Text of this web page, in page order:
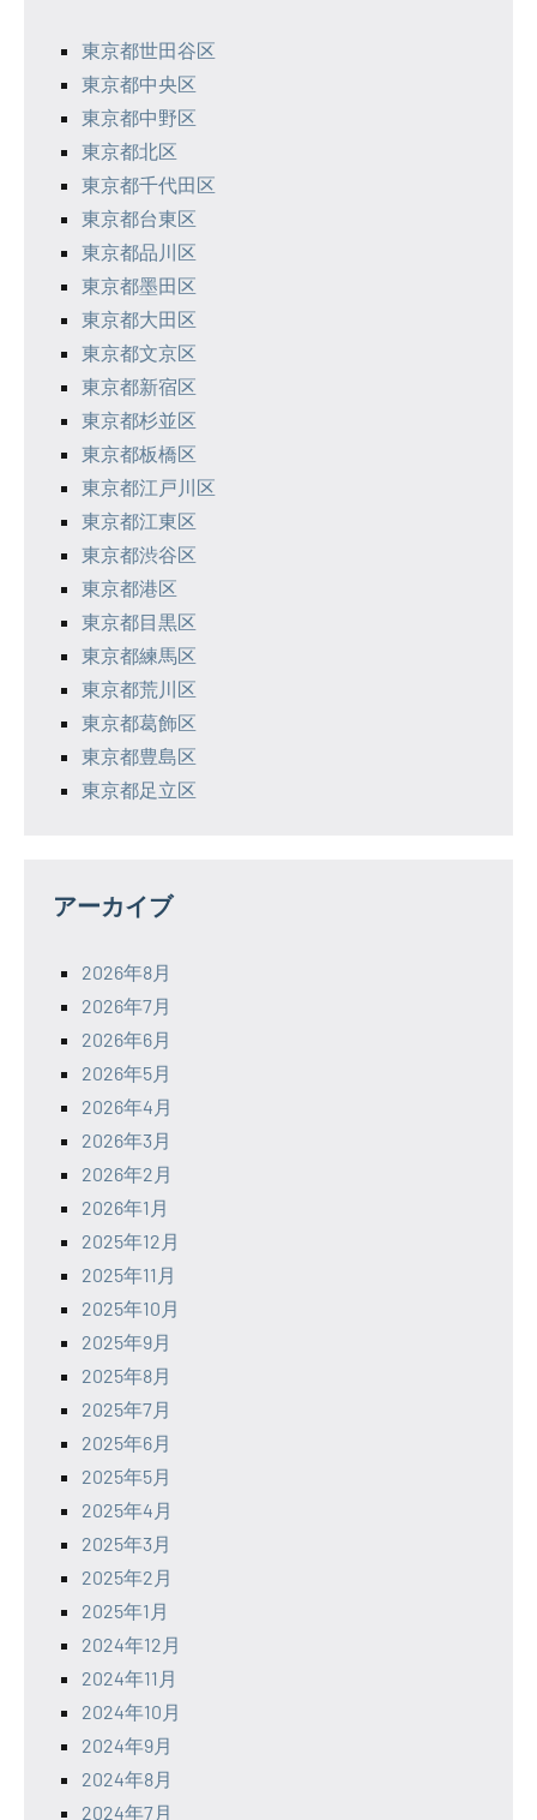
東京都世田谷区
東京都中央区
東京都中野区
東京都北区
東京都千代田区
東京都台東区
東京都品川区
東京都墨田区
東京都大田区
東京都文京区
東京都新宿区
東京都杉並区
東京都板橋区
東京都江戸川区
東京都江東区
東京都渋谷区
東京都港区
東京都目黒区
東京都練馬区
東京都荒川区
東京都葛飾区
東京都豊島区
東京都足立区
アーカイブ
2026年8月
2026年7月
2026年6月
2026年5月
2026年4月
2026年3月
2026年2月
2026年1月
2025年12月
2025年11月
2025年10月
2025年9月
2025年8月
2025年7月
2025年6月
2025年5月
2025年4月
2025年3月
2025年2月
2025年1月
2024年12月
2024年11月
2024年10月
2024年9月
2024年8月
2024年7月